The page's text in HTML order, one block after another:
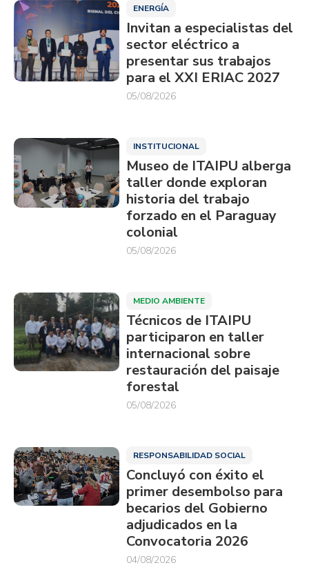
ENERGÍA
Invitan a especialistas del
sector eléctrico a
presentar sus trabajos
para el XXI ERIAC 2027
05/08/2026
INSTITUCIONAL
Museo de ITAIPU alberga
taller donde exploran
historia del trabajo
forzado en el Paraguay
colonial
05/08/2026
MEDIO AMBIENTE
Técnicos de ITAIPU
participaron en taller
internacional sobre
restauración del paisaje
forestal
05/08/2026
RESPONSABILIDAD SOCIAL
Concluyó con éxito el
primer desembolso para
becarios del Gobierno
adjudicados en la
Convocatoria 2026
04/08/2026